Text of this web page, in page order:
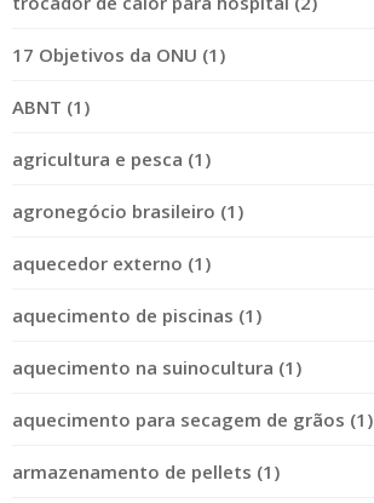
17 Objetivos da ONU (1)
ABNT (1)
agricultura e pesca (1)
agronegócio brasileiro (1)
aquecedor externo (1)
aquecimento de piscinas (1)
aquecimento na suinocultura (1)
aquecimento para secagem de grãos (1)
armazenamento de pellets (1)